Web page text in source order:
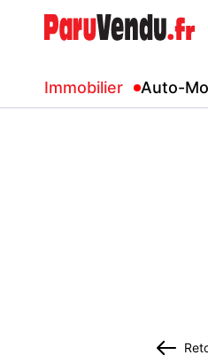
Immobilier Auto-